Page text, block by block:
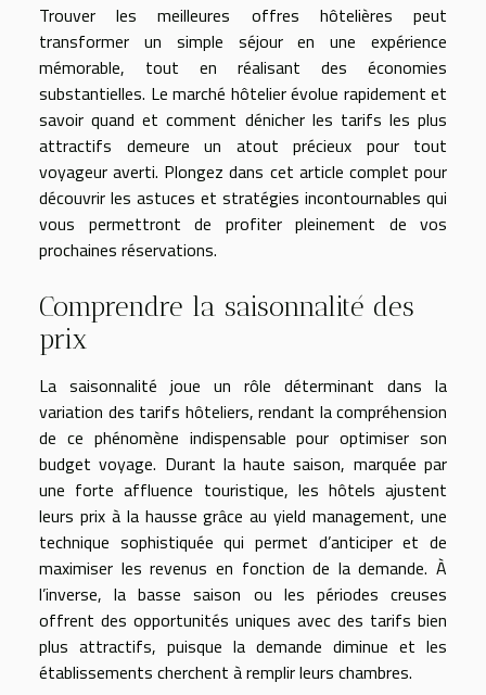
Trouver les meilleures offres hôtelières peut
transformer un simple séjour en une expérience
mémorable, tout en réalisant des économies
substantielles. Le marché hôtelier évolue rapidement et
savoir quand et comment dénicher les tarifs les plus
attractifs demeure un atout précieux pour tout
voyageur averti. Plongez dans cet article complet pour
découvrir les astuces et stratégies incontournables qui
vous permettront de profiter pleinement de vos
prochaines réservations.
Comprendre la saisonnalité des
prix
La saisonnalité joue un rôle déterminant dans la
variation des tarifs hôteliers, rendant la compréhension
de ce phénomène indispensable pour optimiser son
budget voyage. Durant la haute saison, marquée par
une forte affluence touristique, les hôtels ajustent
leurs prix à la hausse grâce au yield management, une
technique sophistiquée qui permet d’anticiper et de
maximiser les revenus en fonction de la demande. À
l’inverse, la basse saison ou les périodes creuses
offrent des opportunités uniques avec des tarifs bien
plus attractifs, puisque la demande diminue et les
établissements cherchent à remplir leurs chambres.